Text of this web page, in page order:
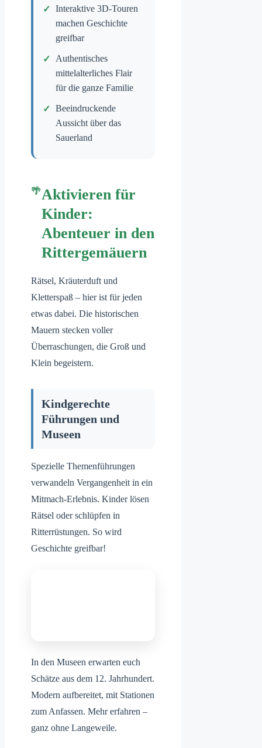
Interaktive 3D-Touren
machen Geschichte
greifbar
Authentisches
mittelalterliches Flair
für die ganze Familie
Beeindruckende
Aussicht über das
Sauerland
Aktivieren für
Kinder:
Abenteuer in den
Rittergemäuern
Rätsel, Kräuterduft und
Kletterspaß – hier ist für jeden
etwas dabei. Die historischen
Mauern stecken voller
Überraschungen, die Groß und
Klein begeistern.
Kindgerechte
Führungen und
Museen
Spezielle Themenführungen
verwandeln Vergangenheit in ein
Mitmach-Erlebnis. Kinder lösen
Rätsel oder schlüpfen in
Ritterrüstungen. So wird
Geschichte greifbar!
In den Museen erwarten euch
Schätze aus dem 12. Jahrhundert.
Modern aufbereitet, mit Stationen
zum Anfassen. Mehr erfahren –
ganz ohne Langeweile.